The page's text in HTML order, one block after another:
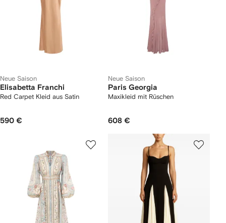
Neue Saison
Elisabetta Franchi
Red Carpet Kleid aus Satin
590 €
Neue Saison
Paris Georgia
Maxikleid mit Rüschen
608 €